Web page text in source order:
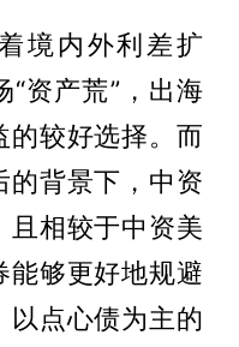
境内外利差扩
资产荒”，出海
的较好选择。而
的背景下，中资
且相较于中资美
能够更好地规避
以点心债为主的